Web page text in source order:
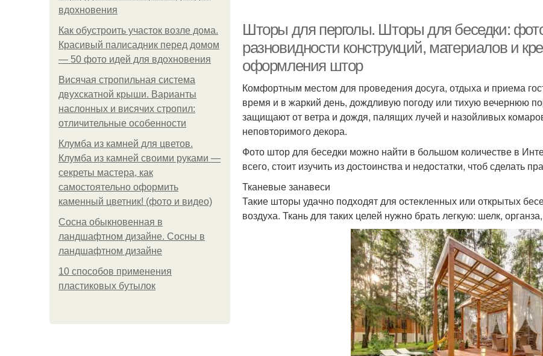
вдохновения
Как обустроить участок возле дома.
Красивый палисадник перед домом
— 50 фото идей для вдохновения
Висячая стропильная система
двухскатной крыши. Варианты
наслонных и висячих стропил:
отличительные особенности
Клумба из камней для цветов.
Клумба из камней своими руками —
секреты мастера, как
самостоятельно оформить
каменный цветник! (фото и видео)
Сосна обыкновенная в
ландшафтном дизайне. Сосны в
ландшафтном дизайне
10 способов применения
пластиковых бутылок
Шторы для перголы. Шторы для беседки:
разновидности конструкций, материалов и
оформления штор
Комфортным местом для проведения досуга, отдыха и приема
время и в жаркий день, дождливую погоду или тихую вечернюю
защищают от ветра и дождя, палящих лучей и назойливых
неповторимого декора.
Фото штор для беседки можно найти в большом количестве в
всего, стоит изучить из достоинства и недостатки, чтоб сделать
Тканевые занавеси
Такие шторы удачно подходят для остекленных или открытых
воздуха. Ткань для таких целей нужно брать легкую: шелк,